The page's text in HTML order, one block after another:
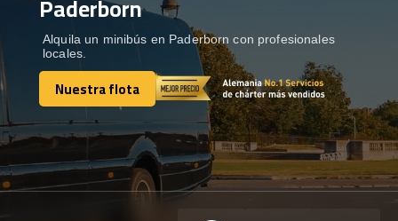
DESTINOS
RECORRIDAS Show dropdown
Paderborn
Alquila un minibús en Paderborn con profesionales
locales.
Nuestra flota
Nuestra flota